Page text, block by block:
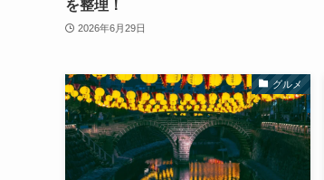
を整理！
2026年6月29日
グルメ